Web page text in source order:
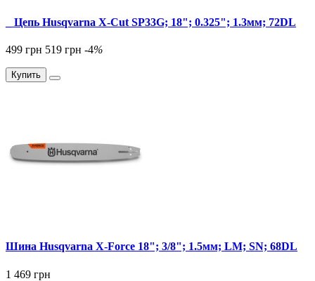
_ Цепь Husqvarna X-Cut SP33G; 18"; 0.325"; 1.3мм; 72DL
499 грн 519 грн -4%
Купить
Шина Husqvarna X-Force 18"; 3/8"; 1.5мм; LM; SN; 68DL
1 469 грн